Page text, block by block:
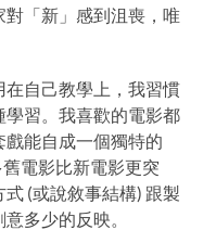
「新」感到沮喪，唯
自己教學上，我習慣
習。我喜歡的電影都
能自成一個獨特的
電影比新電影更突
(或說敘事結構) 跟製
多少的反映。